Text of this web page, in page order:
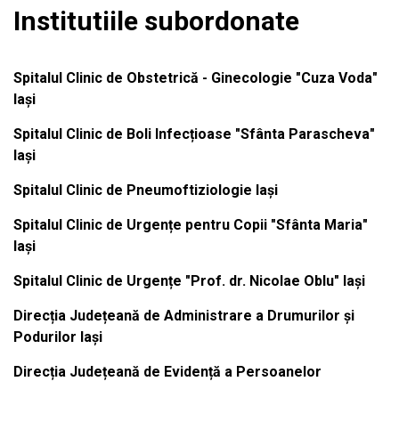
Institutiile subordonate
Spitalul Clinic de Obstetrică - Ginecologie "Cuza Voda"
Iași
Spitalul Clinic de Boli Infecțioase "Sfânta Parascheva"
Iași
Spitalul Clinic de Pneumoftiziologie Iași
Spitalul Clinic de Urgențe pentru Copii "Sfânta Maria"
Iași
Spitalul Clinic de Urgențe "Prof. dr. Nicolae Oblu" Iași
Direcția Județeană de Administrare a Drumurilor și
Podurilor Iași
Direcția Județeană de Evidență a Persoanelor